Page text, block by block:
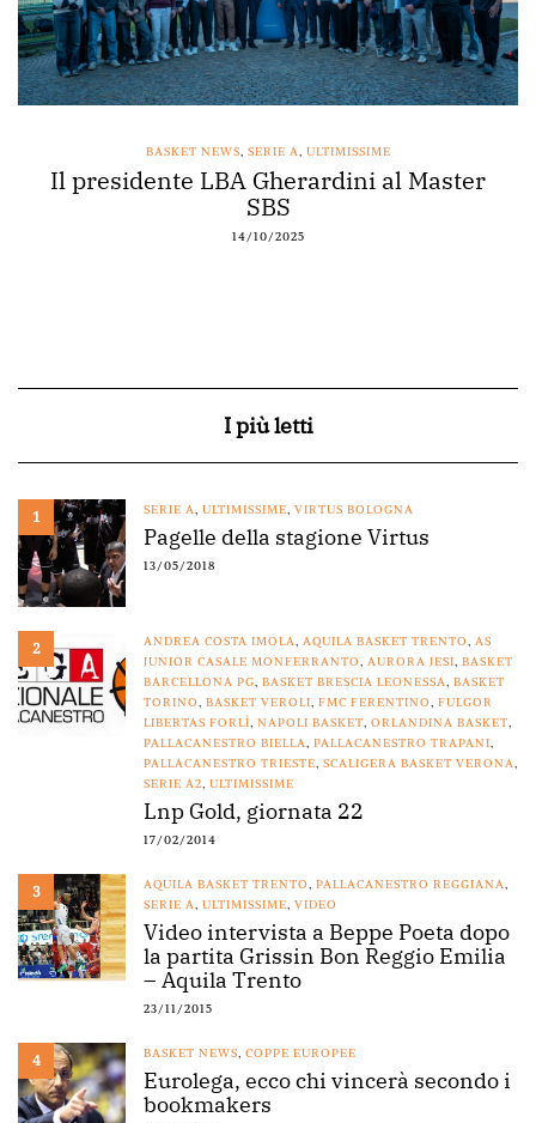
BASKET NEWS, SERIE A, ULTIMISSIME
Il presidente LBA Gherardini al Master
SBS
14/10/2025
I più letti
1 SERIE A, ULTIMISSIME, VIRTUS BOLOGNA
Pagelle della stagione Virtus
13/05/2018
2 ANDREA COSTA IMOLA, AQUILA BASKET TRENTO, AS
JUNIOR CASALE MONFERRANTO, AURORA JESI, BASKET
BARCELLONA PG, BASKET BRESCIA LEONESSA, BASKET
TORINO, BASKET VEROLI, FMC FERENTINO, FULGOR
LIBERTAS FORLÌ, NAPOLI BASKET, ORLANDINA BASKET,
PALLACANESTRO BIELLA, PALLACANESTRO TRAPANI,
PALLACANESTRO TRIESTE, SCALIGERA BASKET VERONA,
SERIE A2, ULTIMISSIME
Lnp Gold, giornata 22
17/02/2014
3 AQUILA BASKET TRENTO, PALLACANESTRO REGGIANA,
SERIE A, ULTIMISSIME, VIDEO
Video intervista a Beppe Poeta dopo
la partita Grissin Bon Reggio Emilia
– Aquila Trento
23/11/2015
4 BASKET NEWS, COPPE EUROPEE
Eurolega, ecco chi vincerà secondo i
bookmakers